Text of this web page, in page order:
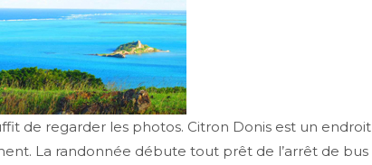
de regarder les photos. Citron Donis est un endroit
La randonnée débute tout prêt de l’arrêt de bus